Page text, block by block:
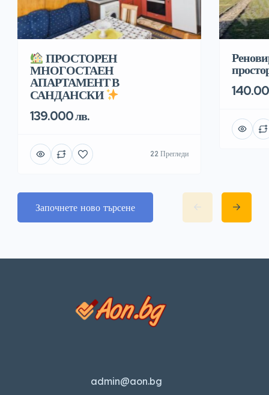
ПРОСТОРЕН
МНОГОСТАЕН
АПАРТАМЕНТ В
САНДАНСКИ
139.000 лв.
22 Прегледи
Започнете ново търсене
admin@aon.bg